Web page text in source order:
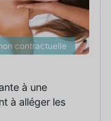
contractuelle
à une
à alléger les